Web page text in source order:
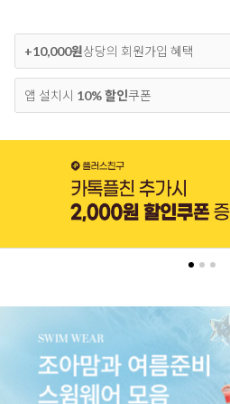
+10,000원상당의 회원가입 혜택
앱 설치시 10% 할인쿠폰